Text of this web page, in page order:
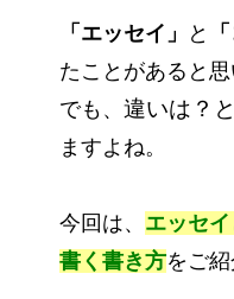
「エッセイ」 と
たことがあると思
でも、 違いは？と
ますよね。
今回は、 エッセ
書く書き方をご紹